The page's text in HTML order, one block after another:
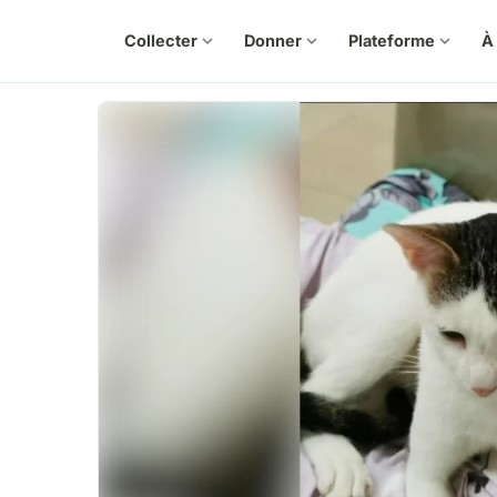
Collecter expand_more Donner expand_more Plateforme expand_more À